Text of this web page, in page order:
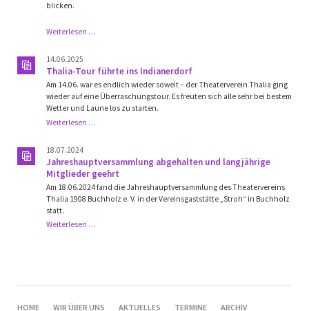
blicken.
Weiterlesen …
kleinen
Änderungen!
Besondere
Ehrungen
ausgeführt!
14.06.2025
Thalia-Tour führte ins Indianerdorf
Am 14.06. war es endlich wieder soweit – der Theaterverein Thalia ging
wieder auf eine Überraschungstour. Es freuten sich alle sehr bei bestem
Wetter und Laune los zu starten.
Weiterlesen …
Indianerdorf
18.07.2024
Jahreshauptversammlung abgehalten und langjährige
Mitglieder geehrt
Am 18.06.2024 fand die Jahreshauptversammlung des Theatervereins
Thalia 1908 Buchholz e. V. in der Vereinsgaststätte „Stroh“ in Buchholz
statt.
Weiterlesen …Jahreshauptversammlung
NAVIGATION
HOME WIR ÜBER UNS AKTUELLES TERMINE ARCHIV